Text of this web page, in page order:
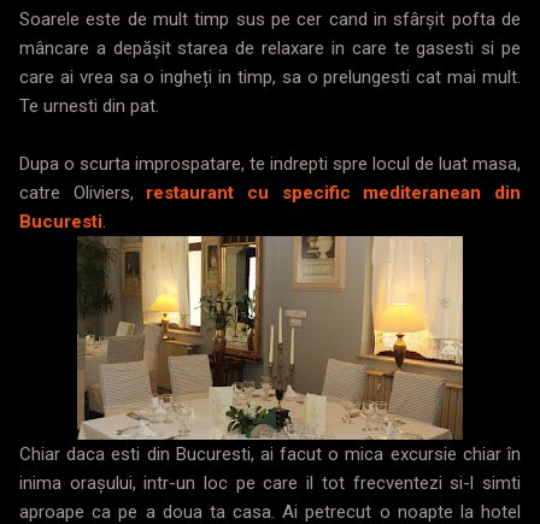
Soarele este de mult timp sus pe cer cand in sfârșit pofta de
mâncare a depășit starea de relaxare in care te gasesti si pe
care ai vrea sa o ingheți in timp, sa o prelungesti cat mai mult.
Te urnesti din pat.
Dupa o scurta improspatare, te indrepti spre locul de luat masa,
catre Oliviers, restaurant cu specific mediteranean din
Bucuresti
Chiar daca esti din Bucuresti, ai facut o mica excursie chiar în
inima orașului, intr-un loc pe care il tot frecventezi si-l simti
aproape ca pe a doua ta casa. Ai petrecut o noapte la hotel